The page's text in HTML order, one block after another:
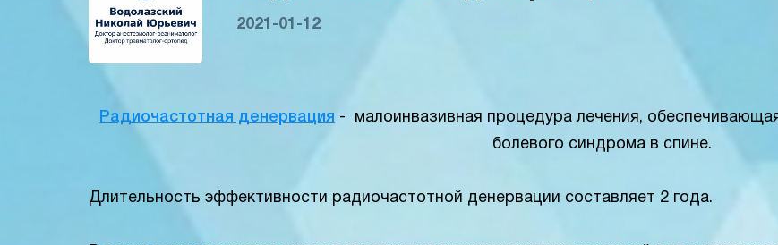
2021-01-12
Радиочастотная денервация - малоинвазивная процедура лечения,
болевого синдрома в спине.
Длительность эффективности радиочастотной денервации составляет 2 года.